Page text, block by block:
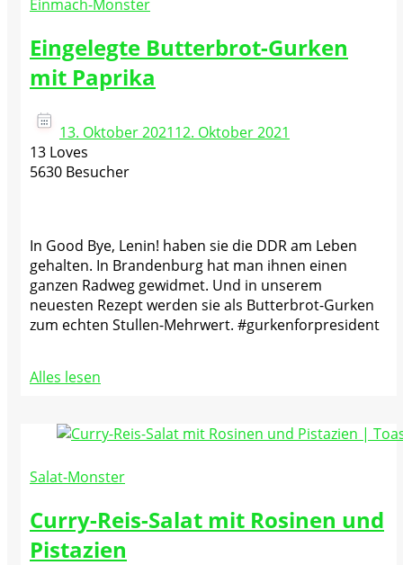
Einmach-Monster
Eingelegte Butterbrot-Gurken
mit Paprika
13. Oktober 202112. Oktober 2021
13 Loves
5630 Besucher
In Good Bye, Lenin! haben sie die DDR am Leben
gehalten. In Brandenburg hat man ihnen einen
ganzen Radweg gewidmet. Und in unserem
neuesten Rezept werden sie als Butterbrot-Gurken
zum echten Stullen-Mehrwert. #gurkenforpresident
Alles lesen
Salat-Monster
Curry-Reis-Salat mit Rosinen und
Pistazien